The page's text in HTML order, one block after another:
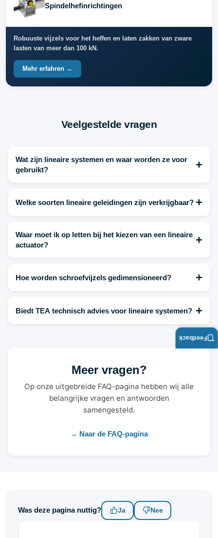
Spindelhefinrichtingen
Robuuste vijzels voor het heffen en laten zakken van zware
lasten van meer dan 100 kN.
Mehr erfahren →
Veelgestelde vragen
Wat zijn lineaire systemen en waar worden ze voor
gebruikt?
+
Welke soorten lineaire geleidingen zijn verkrijgbaar? +
Waar moet ik op letten bij het kiezen van een lineaire
actuator?
+
Hoe worden schroefvijzels gedimensioneerd? +
Biedt TEA technisch advies voor lineaire systemen? +
Meer vragen?
Op onze uitgebreide FAQ-pagina hebben wij alle
belangrijke vragen en antwoorden
samengesteld.
→ Naar de FAQ-pagina
Was deze pagina nuttig? Ja Nee
Feedback